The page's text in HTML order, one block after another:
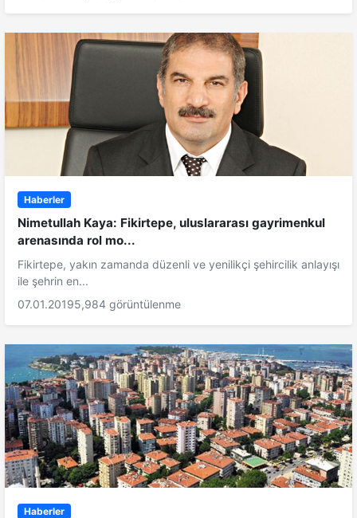
Haberler
Nimetullah Kaya: Fikirtepe, uluslararası gayrimenkul
arenasında rol mo...
Fikirtepe, yakın zamanda düzenli ve yenilikçi şehircilik anlayışı
ile şehrin en...
07.01.20195,984 görüntülenme
Haberler